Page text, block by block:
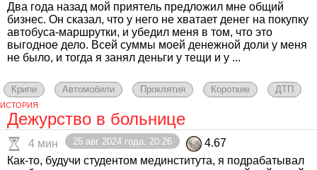
Два года назад мой приятель предложил мне общий
бизнес. Он сказал, что у него не хватает денег на покупку
автобуса-маршрутки, и убедил меня в том, что это
выгодное дело. Всей суммы моей денежной доли у меня
не было, и тогда я занял деньги у тещи и у ...
Крипи Автомобили Проклятия Короткие ДТП
ИСТОРИЯ
Дежурство в больнице
4 мин 25 авг 2024 года, 20:26
4.67
Как-то, будучи студентом мединститута, я подрабатывал